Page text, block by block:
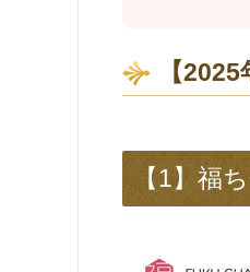
【
【1】福